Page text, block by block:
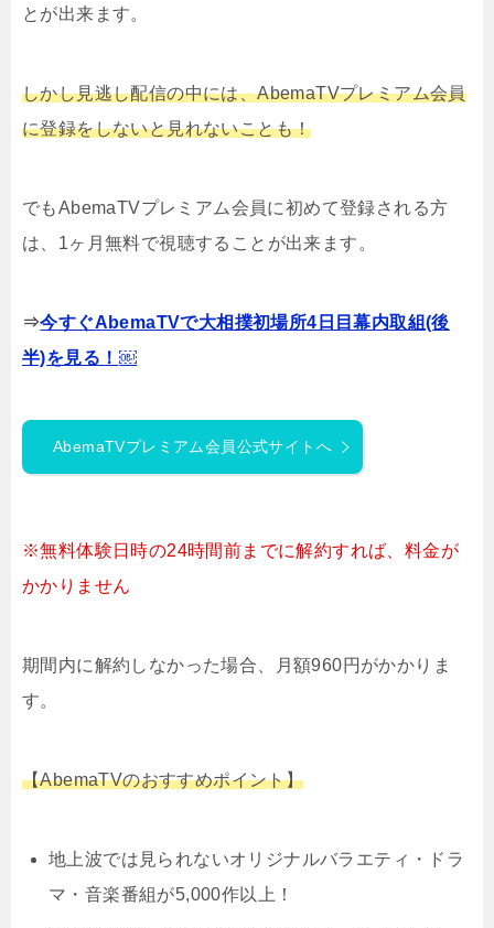
とが出来ます。
しかし見逃し配信の中には、AbemaTVプレミアム会員
に登録をしないと見れないことも！
でもAbemaTVプレミアム会員に初めて登録される方
は、1ヶ月無料で視聴することが出来ます。
⇒今すぐAbemaTVで大相撲初場所4日目幕内取組(後
半)を見る！ ￼
AbemaTVプレミアム会員公式サイトへ
※無料体験日時の24時間前までに解約すれば、料金が
かかりません
期間内に解約しなかった場合、月額960円がかかりま
す。
【AbemaTVのおすすめポイント】
地上波では見られないオリジナルバラエティ・ドラ
マ・音楽番組が5,000作以上！